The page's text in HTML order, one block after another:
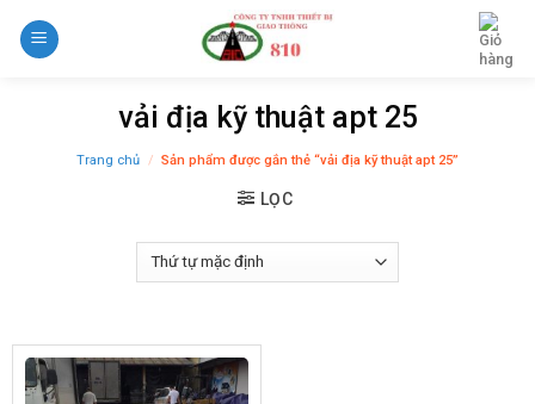
vải địa kỹ thuật apt 25
Trang chủ / Sản phẩm được gắn thẻ “vải địa kỹ thuật apt 25”
LỌC